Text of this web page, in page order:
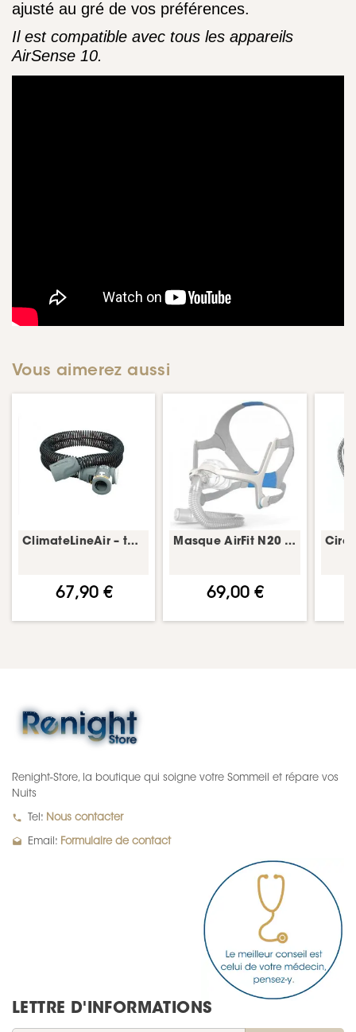
ajusté au gré de vos préférences.
Il est compatible avec tous les appareils
AirSense 10.
Vous aimerez aussi
ClimateLineAir – tuyau chauffant CPAP – ResMed
67,90 €
Masque AirFit N20 – PPC nasal – ResMed
69,00 €
Renight-Store, la boutique qui soigne votre Sommeil et répare vos
Nuits
local_phone Tel: Nous contacter
drafts Email: Formulaire de contact
LETTRE D'INFORMATIONS